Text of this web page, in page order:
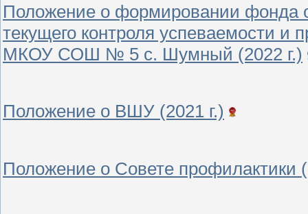
Положение о формировании фонда
текущего контроля успеваемости и
МКОУ СОШ № 5 с. Шумный (2022 г.)
Положение о ВШУ (2021 г.)
Положение о Совете профилактики